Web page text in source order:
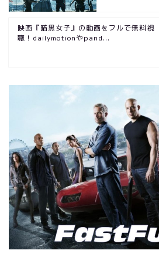
映画『暗黒女子』の動画をフルで無料視
聴！dailymotionやpand...